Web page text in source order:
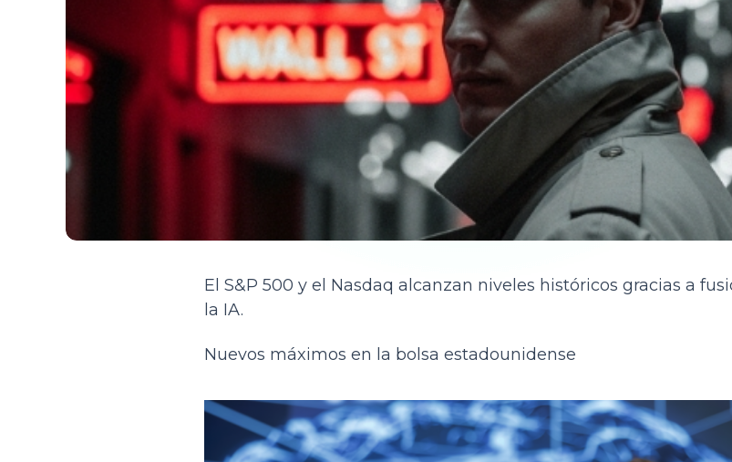
El S&P 500 y el Nasdaq alcanzan niveles históricos gracias a
la IA.
Nuevos máximos en la bolsa estadounidense